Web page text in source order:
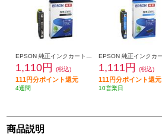
1,110円 (税込)
111円分ポイント還元
4週間
1,111円 (税込)
111円分ポイント還元
10営業日
商品説明